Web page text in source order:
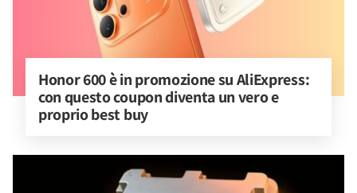
Honor 600 è in promozione su AliExpress:
con questo coupon diventa un vero e
proprio best buy